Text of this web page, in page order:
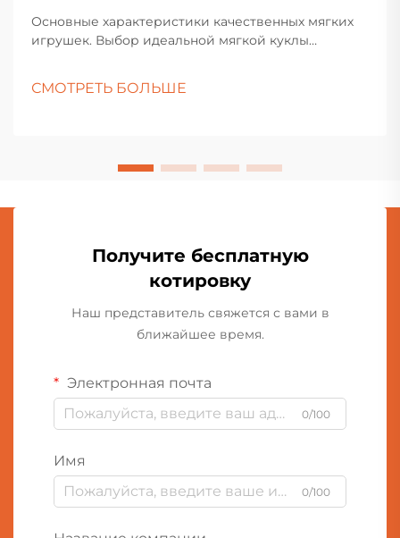
Основные характеристики качественных мягких
игрушек. Выбор идеальной мягкой куклы
игрушки занимают особое место как в детских
СМОТРЕТЬ БОЛЬШЕ
Получите бесплатную
котировку
Наш представитель свяжется с вами в
ближайшее время.
Электронная почта
0/100
Имя
0/100